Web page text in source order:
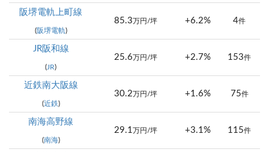
阪堺電軌上町線
(阪堺電軌 )
85.3 万円/坪 +6.2% 4件
JR阪和線
(JR)
25.6 万円/坪 +2.7% 153件
近鉄南大阪線
(近鉄)
30.2 万円/坪 +1.6% 75件
南海高野線
(南海)
29.1 万円/坪 +3.1% 115件